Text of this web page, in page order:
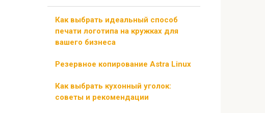
Как выбрать идеальный способ
печати логотипа на кружках для
вашего бизнеса
Резервное копирование Astra Linux
Как выбрать кухонный уголок:
советы и рекомендации